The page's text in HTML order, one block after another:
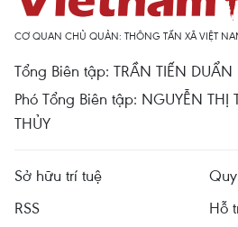
CƠ QUAN CHỦ QUẢN: THÔNG TẤN XÃ VIỆT
Tổng Biên tập: TRẦN TIẾN DUẨN
Phó Tổng Biên tập: NGUYỄN THỊ
THỦY
Sở hữu trí tuệ
RSS
Hỗ